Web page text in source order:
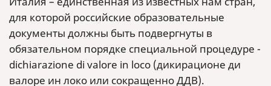
для которой российские образовательные
документы должны быть подвергнуты в
обязательном порядке специальной процедуре -
dichiarazione di valore in loco (дикирационе ди
валоре ин локо или сокращенно ДДВ).